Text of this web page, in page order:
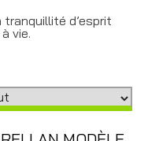
d’esprit
vie.